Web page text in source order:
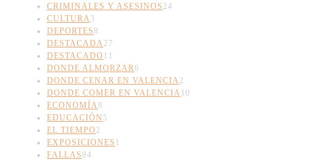
CRIMINALES Y ASESINOS 24
CULTURA3
DEPORTES8
DESTACADA27
DESTACADO 11
DONDE ALMORZAR6
DONDE CENAR EN VALENCIA2
DONDE COMER EN VALENCIA10
ECONOMÍA9
EDUCACIÓN 5
EL TIEMPO 2
EXPOSICIONES 1
FALLAS84